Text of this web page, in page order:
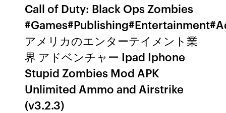
Call of Duty: Black Ops Zombies
アメリカのエンターテイメント業
界 アドベンチャー Ipad Iphone
Stupid Zombies Mod APK
Unlimited Ammo and Airstrike
(v3.2.3)